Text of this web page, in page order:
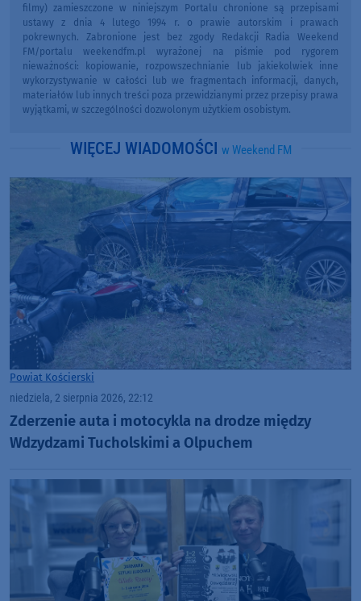
filmy) zamieszczone w niniejszym Portalu chronione są przepisami
ustawy z dnia 4 lutego 1994 r. o prawie autorskim i prawach
pokrewnych. Zabronione jest bez zgody Redakcji Radia Weekend
FM/portalu weekendfm.pl wyrażonej na piśmie pod rygorem
nieważności: kopiowanie, rozpowszechnianie lub jakiekolwiek inne
wykorzystywanie w całości lub we fragmentach informacji, danych,
materiałów lub innych treści poza przewidzianymi przez przepisy prawa
wyjątkami, w szczególności dozwolonym użytkiem osobistym.
WIĘCEJ WIADOMOŚCI w Weekend FM
Powiat Kościerski
niedziela, 2 sierpnia 2026, 22:12
Zderzenie auta i motocykla na drodze między
Wdzydzami Tucholskimi a Olpuchem